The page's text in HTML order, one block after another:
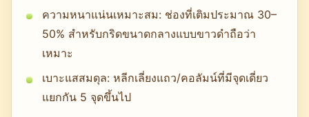
ความหนาแน่นเหมาะสม: ช่องที่เติมประมาณ 30–
50% สำหรับกริดขนาดกลางแบบขาวดำถือว่า
เหมาะ
เบาะแสสมดุล: หลีกเลี่ยงแถว/คอลัมน์ที่มีจุดเดี่ยว
แยกกัน 5 จุดขึ้นไป